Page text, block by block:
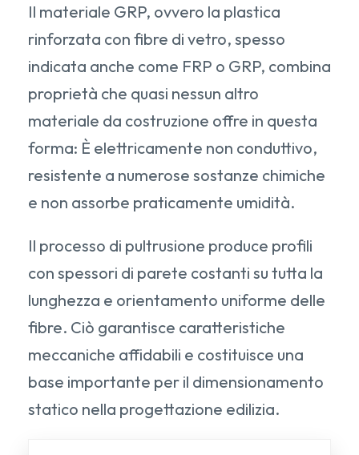
Il materiale GRP, ovvero la plastica
rinforzata con fibre di vetro, spesso
indicata anche come FRP o GRP, combina
proprietà che quasi nessun altro
materiale da costruzione offre in questa
forma: È elettricamente non conduttivo,
resistente a numerose sostanze chimiche
e non assorbe praticamente umidità.
Il processo di pultrusione produce profili
con spessori di parete costanti su tutta la
lunghezza e orientamento uniforme delle
fibre. Ciò garantisce caratteristiche
meccaniche affidabili e costituisce una
base importante per il dimensionamento
statico nella progettazione edilizia.